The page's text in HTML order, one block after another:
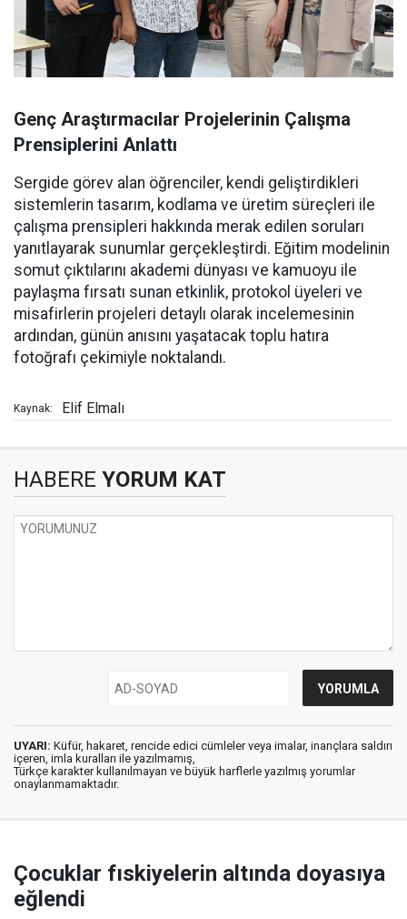
Genç Araştırmacılar Projelerinin Çalışma
Prensiplerini Anlattı
Sergide görev alan öğrenciler, kendi geliştirdikleri
sistemlerin tasarım, kodlama ve üretim süreçleri ile
çalışma prensipleri hakkında merak edilen soruları
yanıtlayarak sunumlar gerçekleştirdi. Eğitim modelinin
somut çıktılarını akademi dünyası ve kamuoyu ile
paylaşma fırsatı sunan etkinlik, protokol üyeleri ve
misafirlerin projeleri detaylı olarak incelemesinin
ardından, günün anısını yaşatacak toplu hatıra
fotoğrafı çekimiyle noktalandı.
Kaynak: Elif Elmalı
HABERE YORUM KAT
UYARI: Küfür, hakaret, rencide edici cümleler veya imalar, inançlara saldırı
içeren, imla kuralları ile yazılmamış,
Türkçe karakter kullanılmayan ve büyük harflerle yazılmış yorumlar
onaylanmamaktadır.
Çocuklar fıskiyelerin altında doyasıya
eğlendi